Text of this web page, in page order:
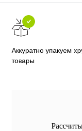
Аккуратно упакуем
товары